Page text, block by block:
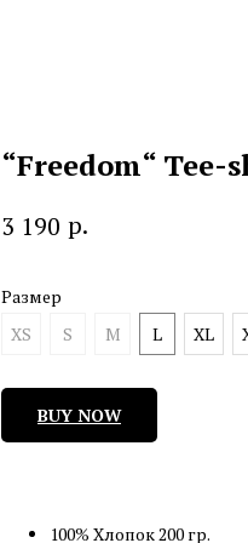
“Freedom“ Tee-
3 190 р.
Размер
XS
S M L XL
BUY NOW
100% Хлопок 200 гр.